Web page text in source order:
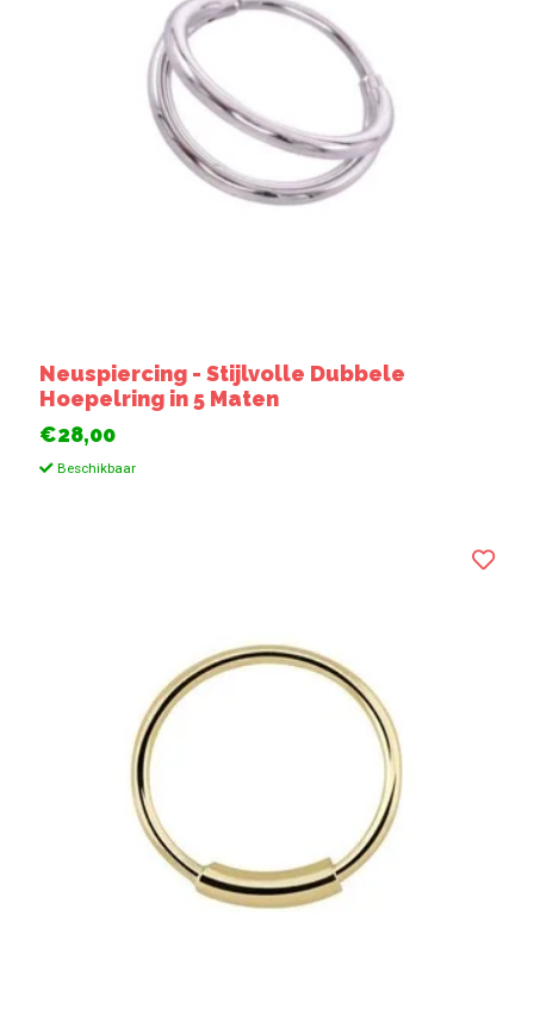
Neuspiercing - Stijlvolle Dubbele
Hoepelring in 5 Maten
€28,00
Beschikbaar